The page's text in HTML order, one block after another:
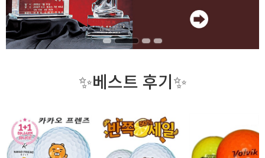
✨베스트 후기✨